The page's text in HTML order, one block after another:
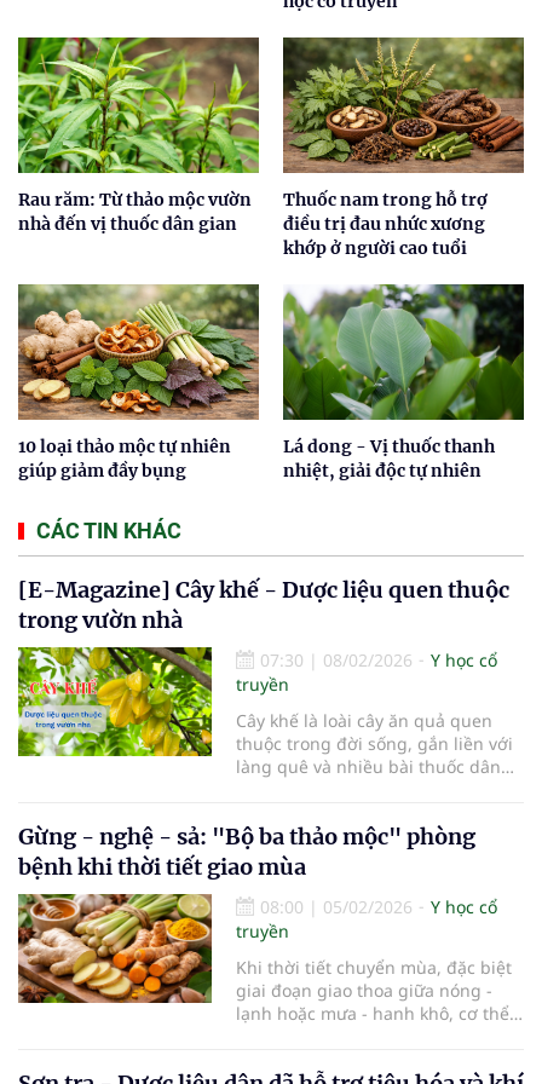
Rau răm: Từ thảo mộc vườn
nhà đến vị thuốc dân gian
Thuốc nam trong hỗ trợ
điều trị đau nhức xương
khớp ở người cao tuổi
10 loại thảo mộc tự nhiên
giúp giảm đầy bụng
Lá dong - Vị thuốc thanh
nhiệt, giải độc tự nhiên
CÁC TIN KHÁC
[E-Magazine] Cây khế - Dược liệu quen thuộc
trong vườn nhà
07:30 | 08/02/2026
Y học cổ
truyền
Cây khế là loài cây ăn quả quen
thuộc trong đời sống, gắn liền với
làng quê và nhiều bài thuốc dân
của cây khế như lá, quả, hoa, rễ
đều được y học cổ truyền sử dụng
làm thuốc, góp phần chăm sóc sức
khỏe từ bao đời nay.
Gừng - nghệ - sả: "Bộ ba thảo mộc" phòng
bệnh khi thời tiết giao mùa
08:00 | 05/02/2026
Y học cổ
truyền
Khi thời tiết chuyển mùa, đặc biệt
giai đoạn giao thoa giữa nóng -
lạnh hoặc mưa - hanh khô, cơ thể